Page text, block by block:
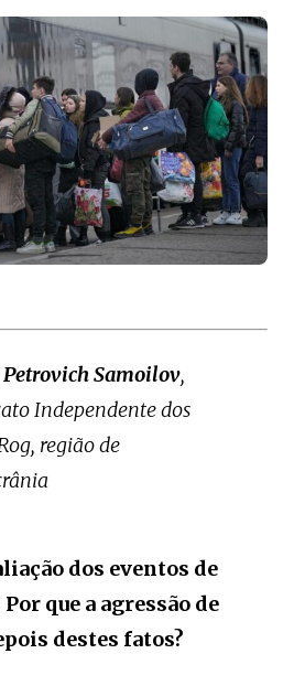
Samoilov,
Independente dos
região de
dos eventos de
que a agressão de
destes fatos?